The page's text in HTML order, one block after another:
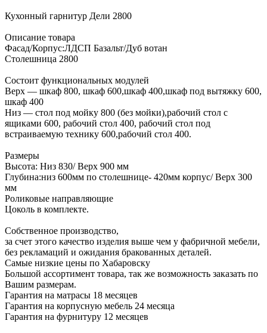
Кухонный гарнитур Дели 2800
Описание товара
Фасад/Корпус:ЛДСП Базальт/Дуб вотан
Столешница 2800
Состоит функциональных модулей
Верх — шкаф 800, шкаф 600,шкаф 400,шкаф под вытяжку 600,
шкаф 400
Низ — стол под мойку 800 (без мойки),рабочий стол с
ящиками 600, рабочий стол 400, рабочий стол под
встраиваемую технику 600,рабочий стол 400.
Размеры
Высота: Низ 830/ Верх 900 мм
Глубина:низ 600мм по столешнице- 420мм корпус/ Верх 300
мм
Роликовые направляющие
Цоколь в комплекте.
Собственное производство,
за счет этого качество изделия выше чем у фабричной мебели,
без рекламаций и ожидания бракованных деталей.
Самые низкие цены по Хабаровску
Большой ассортимент товара, так же возможность заказать по
Вашим размерам.
Гарантия на матрасы 18 месяцев
Гарантия на корпусную мебель 24 месяца
Гарантия на фурнитуру 12 месяцев